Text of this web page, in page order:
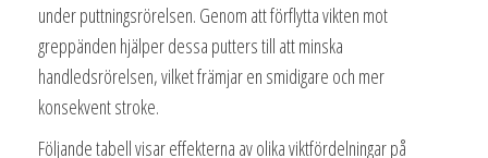
under puttningsrörelsen. Genom att förflytta vikten mot
greppänden hjälper dessa putters till att minska
handledsrörelsen, vilket främjar en smidigare och mer
konsekvent stroke.
Följande tabell visar effekterna av olika viktfördelningar på